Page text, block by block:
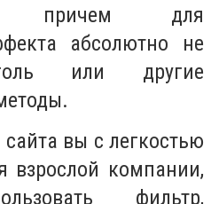
причем для
абсолютно не
или другие
вы с легкостью
взрослой компании,
фильтр,